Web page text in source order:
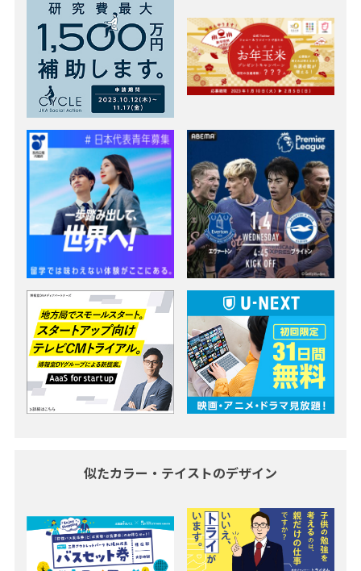
似たカラー・テイストのデザイン